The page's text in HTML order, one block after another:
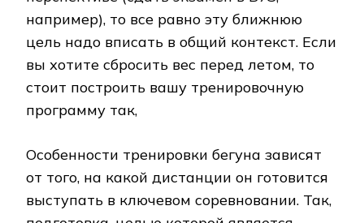
например), то все равно эту ближнюю
цель надо вписать в общий контекст. Если
вы хотите сбросить вес перед летом, то
стоит построить вашу тренировочную
программу так,
Особенности тренировки бегуна зависят
от того, на какой дистанции он готовится
выступать в ключевом соревновании. Так,